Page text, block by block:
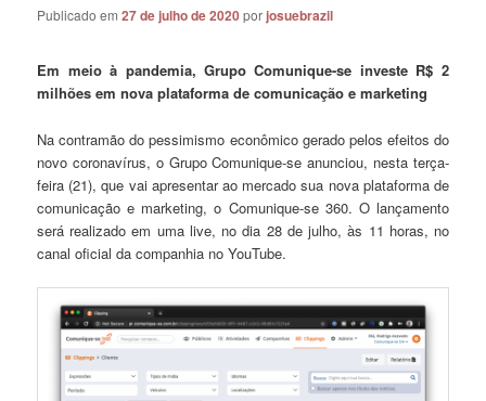
Publicado em27 de julho de 2020porjosuebrazil
Em meio à pandemia, Grupo Comunique-se investe R$ 2
milhões em nova plataforma de comunicação e marketing
Na contramão do pessimismo econômico gerado pelos efeitos do
novo coronavírus, o Grupo Comunique-se anunciou, nesta terça-
feira (21), que vai apresentar ao mercado sua nova plataforma de
comunicação e marketing, o Comunique-se 360. O lançamento
será realizado em uma live, no dia 28 de julho, às 11 horas, no
canal oficial da companhia no YouTube.